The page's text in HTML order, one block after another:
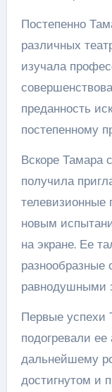
Постепенно
различных
изучала
преданность
постепенному
Вскоре Тамара
получила
телевизионные
новым
на экране. Ее
разнообразные
равнодушными
Первые успехи
подогревали
дальнейшему
достигнутом и